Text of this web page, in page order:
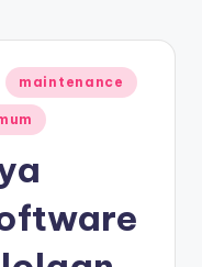
maintenance